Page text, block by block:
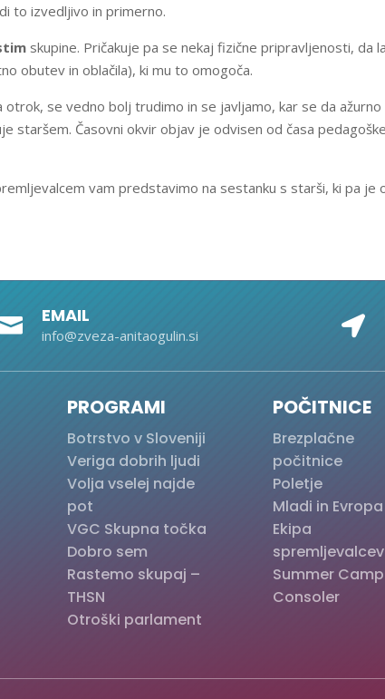
to izvedljivo in primerno.
skupine. Pričakuje pa se nekaj fizične pripravljenosti, da
obutev in oblačila), ki mu to omogoča.
se vedno bolj trudimo in se javljamo, kar se da ažurno
staršem. Časovni okvir objav je odvisen od časa
vam predstavimo na sestanku s starši, ki pa je
 EMAIL
info@zveza-anitaogulin.si 
PROGRAMI
Botrstvo v Sloveniji
Veriga dobrih ljudi
Volja vselej najde
pot
VGC Skupna točka
Dobro sem
Rastemo skupaj –
THSN
Otroški parlament
POČITNICE
Brezplačne
počitnice
Poletje
Mladi in Evropa
Ekipa
spremljevalcev
Summer Camp
Consoler